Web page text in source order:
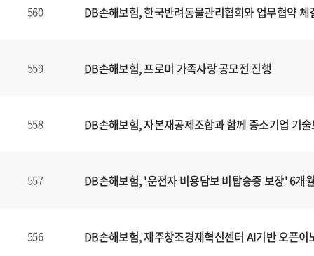
560 DB손해보험, 한국반려동물관리협회와 업무협약 체
559 DB손해보험, 프로미 가족사랑 공모전 진행
558 DB손해보험, 자본재공제조합과 함께 중소기업 기
557 DB손해보험, '운전자 비용담보 비탑승중 보장' 6개
556 DB손해보험, 제주창조경제혁신센터 AI기반 오픈